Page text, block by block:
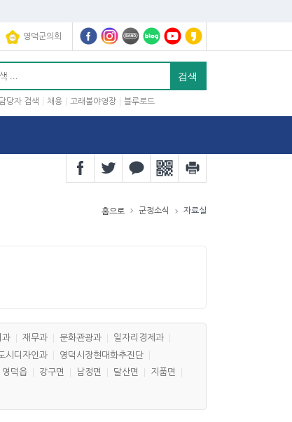
영덕군의회
당자 검색 채용 고래불야영장 블루로드
홈으로 군정소식 자료실
과 재무과 문화관광과
일자리경제과
시디자인과
영덕시장현대화추진단
영덕읍 강구면 남정면 달산면
지품면